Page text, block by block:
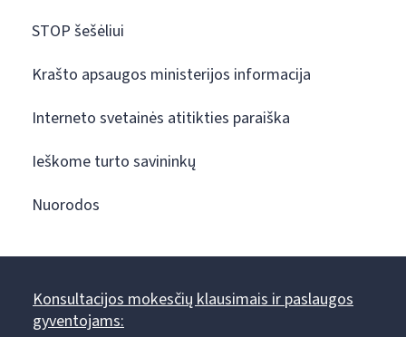
STOP šešėliui
Krašto apsaugos ministerijos informacija
Interneto svetainės atitikties paraiška
Ieškome turto savininkų
Nuorodos
Konsultacijos mokesčių klausimais ir paslaugos
gyventojams: